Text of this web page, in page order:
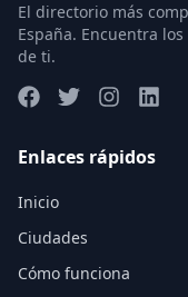
El directorio más
España. Encuentra
de ti.
Enlaces rápidos
Inicio
Ciudades
Cómo funciona